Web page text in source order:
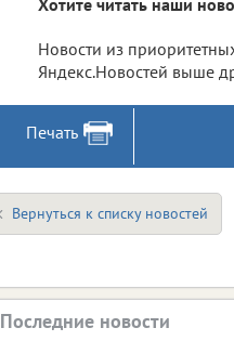
Новости из
Яндекс.Новостей выше
Печать
Вернуться к списку новостей
Последние новости